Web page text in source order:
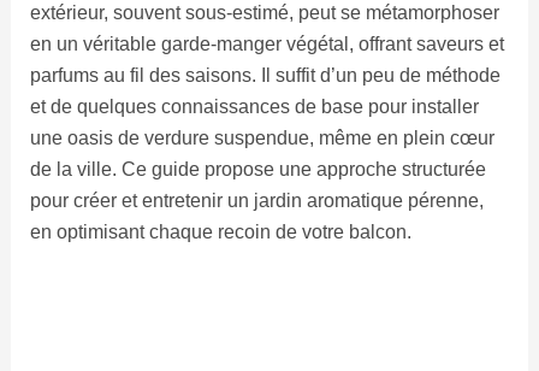
extérieur, souvent sous-estimé, peut se métamorphoser
en un véritable garde-manger végétal, offrant saveurs et
parfums au fil des saisons. Il suffit d’un peu de méthode
et de quelques connaissances de base pour installer
une oasis de verdure suspendue, même en plein cœur
de la ville. Ce guide propose une approche structurée
pour créer et entretenir un jardin aromatique pérenne,
en optimisant chaque recoin de votre balcon.